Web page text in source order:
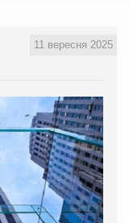
11 вересня 2025